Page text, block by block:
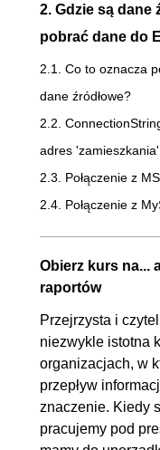
2. Gdzie są dane
pobrać dane do
2.1. Co to oznacza
dane źródłowe?
2.2.
adres
2.3. Połączenie z MS
2.4. Połączenie z
2.6. Połączenie z
2.7. Pobranie danych
tekstowego/CSV
2.8. Połączenie ze
WWW
3. SQL Server -
odpowiednich
Obierz kurs na...
raportów
Przejrzysta i
niezwykle istotna
organizacjach, w
przepływ
znaczenie. Kiedy
pracujemy pod